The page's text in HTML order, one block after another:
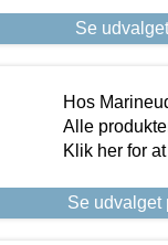
Se
Hos
Alle
Klik her for
Se udvalget